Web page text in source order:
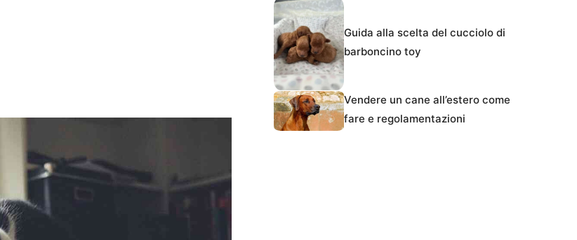
Guida alla scelta del cucciolo di
barboncino toy
Vendere un cane all’estero come
fare e regolamentazioni